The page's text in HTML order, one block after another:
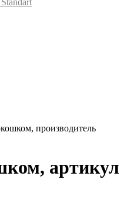
производитель
артикул